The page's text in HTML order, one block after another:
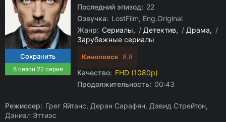
8 сезон 22 серия
Последний эпизод: 22
Озвучка: LostFilm, Eng.Original
Жанр: Сериалы / Детектив / Драма
/
Зарубежные сериалы
Кинопоиск 8.8
Качество: FHD (1080p)
Продолжительность: 00:43
Режиссер: Грег Яйтанс, Деран Сарафян, Дэвид Стрейтон,
Дэниэл Эттиэс